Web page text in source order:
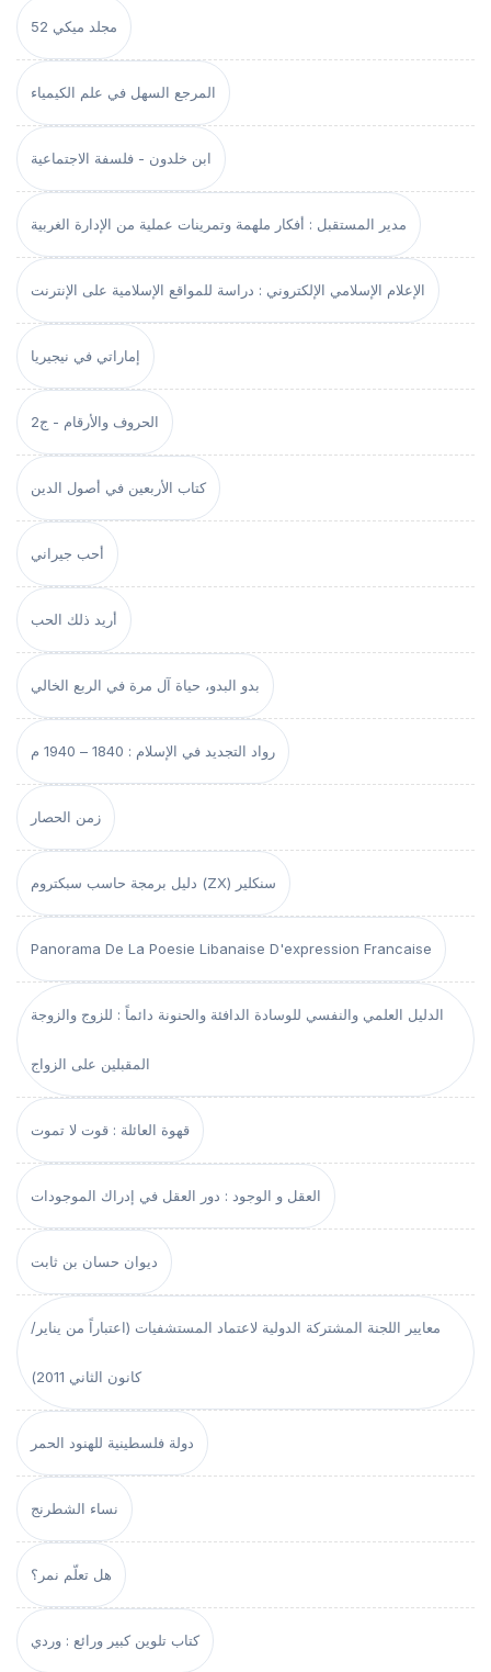
مجلد ميكي 52
المرجع السهل في علم الكيمياء
ابن خلدون - فلسفة الاجتماعية
مدير المستقبل : أفكار ملهمة وتمرينات عملية من الإدارة الغربية
الإعلام الإسلامي الإلكتروني : دراسة للمواقع الإسلامية على الإنترنت
إماراتي في نيجيريا
الحروف والأرقام - ج2
كتاب الأربعين في أصول الدين
أحب جيراني
أريد ذلك الحب
بدو البدو، حياة آل مرة في الربع الخالي
رواد التجديد في الإسلام : 1840 – 1940 م
زمن الحصار
دليل برمجة حاسب سبكتروم (ZX) سنكلير
Panorama De La Poesie Libanaise D'expression Francaise
الدليل العلمي والنفسي للوسادة الدافئة والحنونة دائماً : للزوج والزوجة
المقبلين على الزواج
قهوة العائلة : قوت لا تموت
العقل و الوجود : دور العقل في إدراك الموجودات
ديوان حسان بن ثابت
معايير اللجنة المشتركة الدولية لاعتماد المستشفيات (اعتباراً من يناير/
كانون الثاني 2011)
دولة فلسطينية للهنود الحمر
نساء الشطرنج
هل تعلّم نمر؟
كتاب تلوين كبير ورائع : وردي